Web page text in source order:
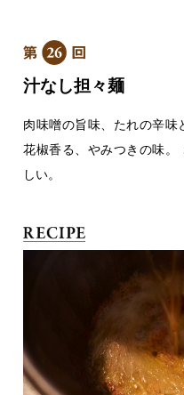
汁なし担々麺
肉味噌の旨味、たれの辛味
花椒香る、やみつきの味。
しい。